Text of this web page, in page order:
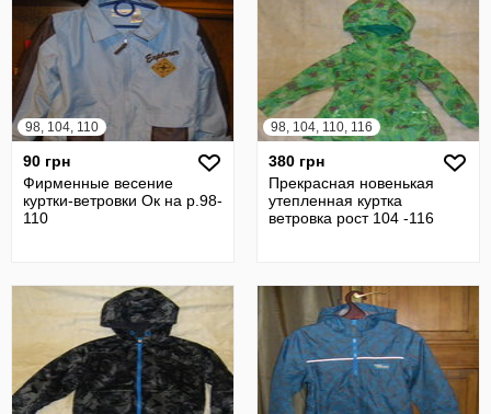
98, 104, 110
90 грн
Фирменные весение
куртки-ветровки Ок на р.98-
110
98, 104, 110, 116
380 грн
Прекрасная новенькая
утепленная куртка
ветровка рост 104 -116